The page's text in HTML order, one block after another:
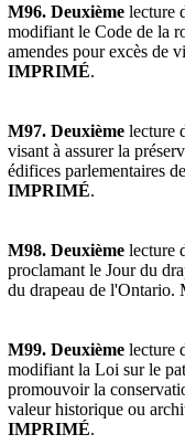
M96. Deuxième lecture
modifiant le Code de la
amendes pour excès de
IMPRIMÉ.
M97. Deuxième lecture
visant à assurer la
édifices parlementaires
IMPRIMÉ.
M98. Deuxième lecture
proclamant le Jour du
du drapeau de
M99. Deuxième lecture
modifiant la Loi sur le
promouvoir la
valeur historique ou
IMPRIMÉ.